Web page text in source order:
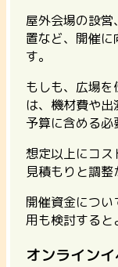
屋外会場の設
置など、開催
す。
もしも、広場
は、機材費や
予算に含める必
想定以上にコス
見積もりと調整
開催資金につ
用も検討すると
オンライン